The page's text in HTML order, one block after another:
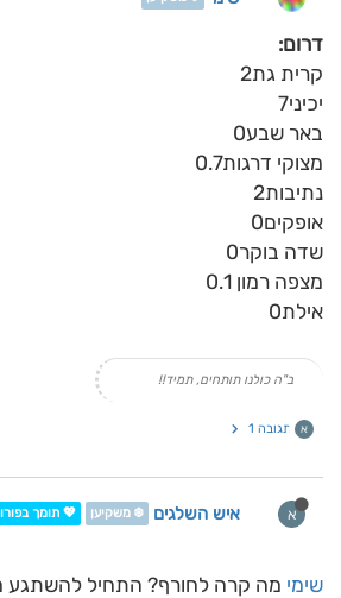
דרום:
קרית גת2
יכיני7
באר שבע0
מצוקי דרגות0.7
נתיבות2
אופקים0
שדה בוקר0
מצפה רמון 0.1
אילת0
ב"ה כולנו תותחים, תמיד!!
א תגובה 1
א איש השלגים ❄️ משקיען 💖 תומך
שימי מה קרה לחורף? התחיל להשתגע